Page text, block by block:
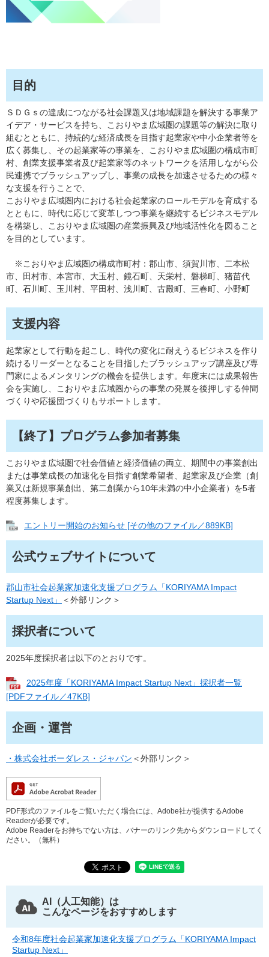
目的
ＳＤＧｓの達成につながる社会課題又は地域課題を解決する事業ア
イデア・サービスを持ち、こおりやま広域圏の課題等の解決に取り
組むとともに、持続的な経済成長を目指す起業家や中小企業者等を
広く募集し、その起業家等の事業を、こおりやま広域圏の構成市町
村、創業支援事業者及び起業家等のネットワークを活用しながら公
民連携でブラッシュアップし、事業の成長を加速させるための様々
な支援を行うことで、
こおりやま広域圏内における社会起業家のロールモデルを育成する
とともに、時代に応じて変革しつつ事業を継続するビジネスモデル
を構築し、こおりやま広域圏の産業振興及び地域活性化を図ること
を目的としています。
※こおりやま広域圏の構成市町村：郡山市、須賀川市、二本松
市、田村市、本宮市、大玉村、鏡石町、天栄村、磐梯町、猪苗代
町、石川町、玉川村、平田村、浅川町、古殿町、三春町、小野町
支援内容
起業家として行動を起こし、時代の変化に耐えうるビジネスを作り
続けるリーダーとなることを目指したブラッシュアップ講座及び専
門家によるメンタリングの機会を提供します。年度末には成果報告
会を実施し、こおりやま広域圏からの事業の発展を後押しする仲間
づくりや応援団づくりもサポートします。
【終了】プログラム参加者募集
こおりやま広域圏で社会価値と経済価値の両立、期間中の事業創出
または事業成長の加速化を目指す創業希望者、起業家及び企業（創
業又は新規事業創出、第二創業から10年未満の中小企業者）を5者
程度募集します。
エントリー開始のお知らせ [その他のファイル／889KB]
公式ウェブサイトについて
郡山市社会起業家加速化支援プログラム「KORIYAMA Impact
Startup Next」
＜外部リンク＞
採択者について
2025年度採択者は以下のとおりです。
2025年度「KORIYAMA Impact Startup Next」採択者一覧
[PDFファイル／47KB]
企画・運営
・株式会社ボーダレス・ジャパン ＜外部リンク＞
PDF形式のファイルをご覧いただく場合には、Adobe社が提供するAdobe
Readerが必要です。
Adobe Readerをお持ちでない方は、バナーのリンク先からダウンロードしてく
ださい。（無料）
AI（人工知能）は
こんなページをおすすめします
令和8年度社会起業家加速化支援プログラム「KORIYAMA Impact
Startup Next」